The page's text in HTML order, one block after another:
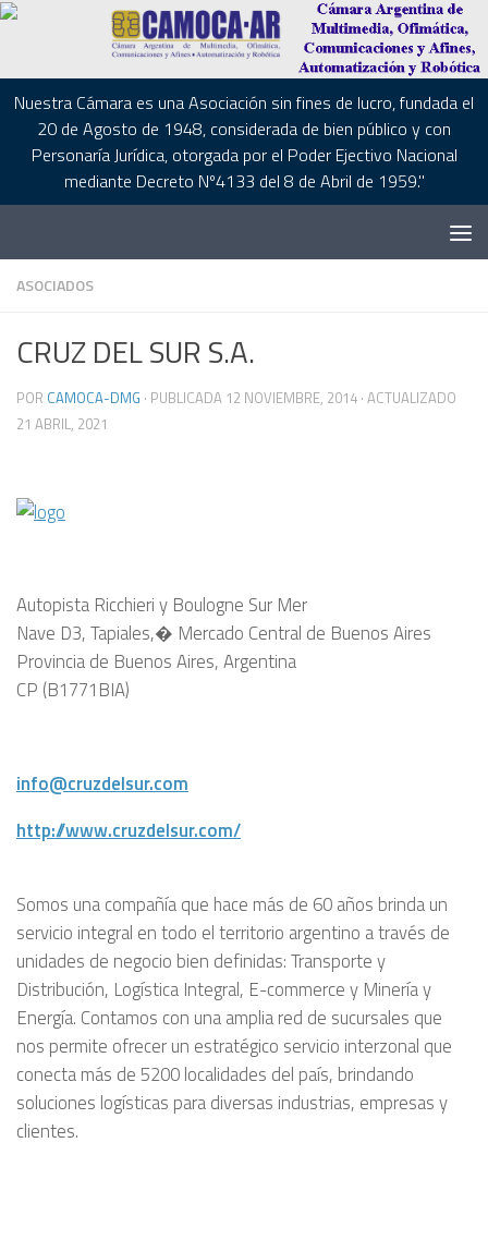
Saltar al contenido
Nuestra Cámara es una Asociación sin fines de lucro, fundada el
20 de Agosto de 1948, considerada de bien público y con
Personaría Jurídica, otorgada por el Poder Ejectivo Nacional
mediante Decreto Nº4133 del 8 de Abril de 1959."
Saltar al contenido
ASOCIADOS
CRUZ DEL SUR S.A.
POR CAMOCA-DMG · PUBLICADA 12 NOVIEMBRE, 2014 · ACTUALIZADO
21 ABRIL, 2021
Autopista Ricchieri y Boulogne Sur Mer
Nave D3, Tapiales,� Mercado Central de Buenos Aires
Provincia de Buenos Aires, Argentina
CP (B1771BIA)
info@cruzdelsur.com
http://www.cruzdelsur.com/
Somos una compañía que hace más de 60 años brinda un
servicio integral en todo el territorio argentino a través de
unidades de negocio bien definidas: Transporte y
Distribución, Logística Integral, E-commerce y Minería y
Energía. Contamos con una amplia red de sucursales que
nos permite ofrecer un estratégico servicio interzonal que
conecta más de 5200 localidades del país, brindando
soluciones logísticas para diversas industrias, empresas y
clientes.